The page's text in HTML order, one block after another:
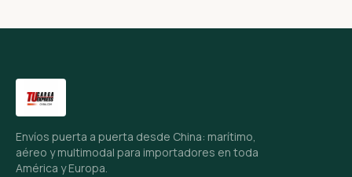
Envíos puerta a puerta desde China: marítimo,
aéreo y multimodal para importadores en toda
América y Europa.